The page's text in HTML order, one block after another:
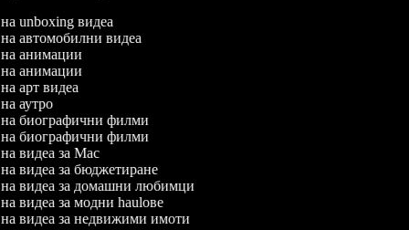
на unboxing видеа
на автомобилни видеа
на анимации
на анимации
на арт видеа
аутро
на биографични филми
на биографични филми
на видеа за Mac
на видеа за бюджетиране
на видеа за домашни любимци
на видеа за модни haulове
на видеа за недвижими имоти